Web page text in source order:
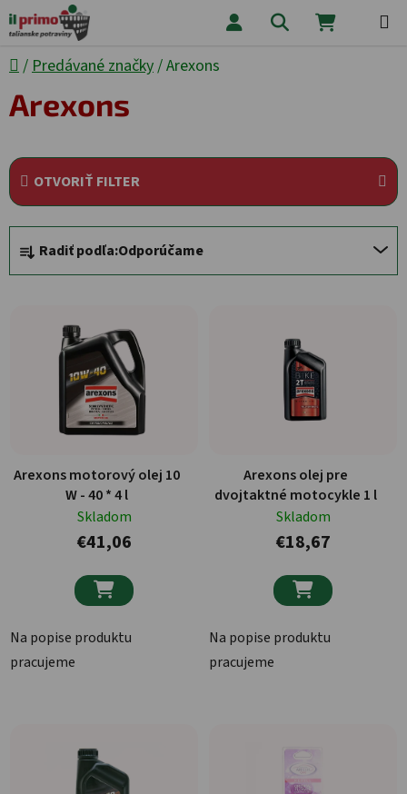
Prejsť na obsah Hľadať
Domov
/ Predávané značky/Arexons
Arexons
OTVORIŤ FILTER
Radenie produktov
Radiť podľa:Odporúčame
Arexons motorový olej 10
W - 40 * 4 l
Skladom
€41,06

Na popise produktu
pracujeme
Arexons olej pre
dvojtaktné motocykle 1 l
Skladom
€18,67

Na popise produktu
pracujeme